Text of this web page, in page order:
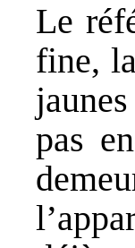
Le
fine,
pas